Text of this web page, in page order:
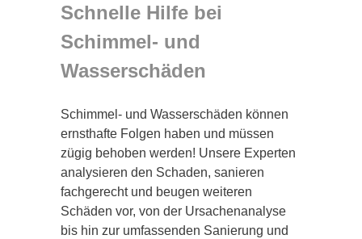
Schnelle Hilfe bei
Schimmel- und
Wasserschäden
Schimmel- und Wasserschäden können
ernsthafte Folgen haben und müssen
zügig behoben werden! Unsere Experten
analysieren den Schaden, sanieren
fachgerecht und beugen weiteren
Schäden vor, von der Ursachenanalyse
bis hin zur umfassenden Sanierung und